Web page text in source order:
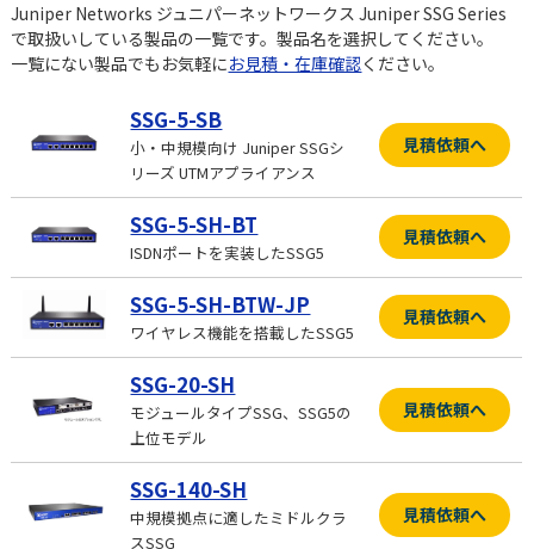
Juniper Networks ジュニパーネットワークス Juniper SSG Series
で取扱いしている製品の一覧です。製品名を選択してください。
一覧にない製品でもお気軽にお見積・在庫確認ください。
SSG-5-SB
小・中規模向け Juniper SSGシ
リーズ UTMアプライアンス
見積依頼へ
SSG-5-SH-BT
ISDNポートを実装したSSG5
見積依頼へ
SSG-5-SH-BTW-JP
ワイヤレス機能を搭載したSSG5
見積依頼へ
SSG-20-SH
モジュールタイプSSG、SSG5の
上位モデル
見積依頼へ
SSG-140-SH
中規模拠点に適したミドルクラ
スSSG
見積依頼へ